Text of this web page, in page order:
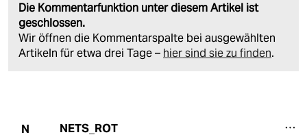
Die Kommentarfunktion unter diesem Artikel ist
geschlossen.
Wir öffnen die Kommentarspalte bei ausgewählten
Artikeln für etwa drei Tage – hier sind sie zu finden.
N NETS_ROT